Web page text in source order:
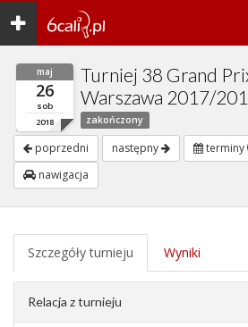
Toggle
navigation
maj
26
sob
2018
Turniej 38 Grand
Warszawa 2017/
zakończony
poprzedni następny terminy
nawigacja
Szczegóły turnieju Wyniki
Relacja z turnieju